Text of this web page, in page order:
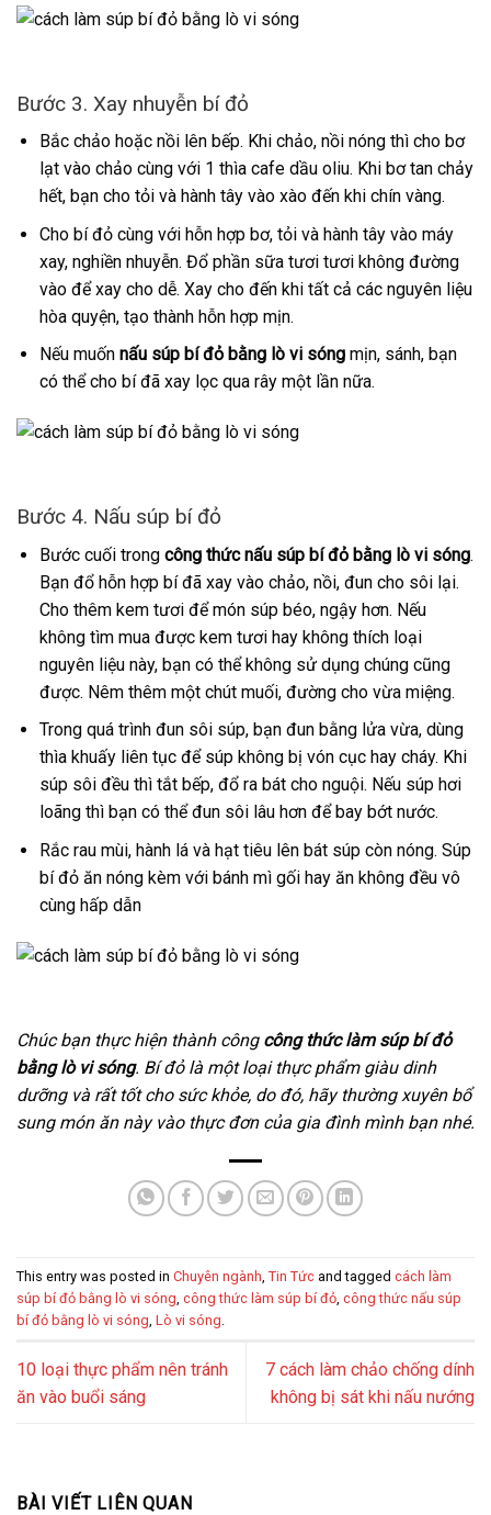
Bước 3. Xay nhuyễn bí đỏ
Bắc chảo hoặc nồi lên bếp. Khi chảo, nồi nóng thì cho bơ
lạt vào chảo cùng với 1 thìa cafe dầu oliu. Khi bơ tan chảy
hết, bạn cho tỏi và hành tây vào xào đến khi chín vàng.
Cho bí đỏ cùng với hỗn hợp bơ, tỏi và hành tây vào máy
xay, nghiền nhuyễn. Đổ phần sữa tươi tươi không đường
vào để xay cho dễ. Xay cho đến khi tất cả các nguyên liệu
hòa quyện, tạo thành hỗn hợp mịn.
Nếu muốnnấu súp bí đỏ bằng lò vi sóngmịn, sánh, bạn
có thể cho bí đã xay lọc qua rây một lần nữa.
Bước 4. Nấu súp bí đỏ
Bước cuối trong công thức nấu súp bí đỏ bằng lò vi sóng.
Bạn đổ hỗn hợp bí đã xay vào chảo, nồi, đun cho sôi lại.
Cho thêm kem tươi để món súp béo, ngậy hơn. Nếu
không tìm mua được kem tươi hay không thích loại
nguyên liệu này, bạn có thể không sử dụng chúng cũng
được. Nêm thêm một chút muối, đường cho vừa miệng.
Trong quá trình đun sôi súp, bạn đun bằng lửa vừa, dùng
thìa khuấy liên tục để súp không bị vón cục hay cháy. Khi
súp sôi đều thì tắt bếp, đổ ra bát cho nguội. Nếu súp hơi
loãng thì bạn có thể đun sôi lâu hơn để bay bớt nước.
Rắc rau mùi, hành lá và hạt tiêu lên bát súp còn nóng. Súp
bí đỏ ăn nóng kèm với bánh mì gối hay ăn không đều vô
cùng hấp dẫn
Chúc bạn thực hiện thành công công thức làm súp bí đỏ
bằng lò vi sóng. Bí đỏ là một loại thực phẩm giàu dinh
dưỡng và rất tốt cho sức khỏe, do đó, hãy thường xuyên bổ
sung món ăn này vào thực đơn của gia đình mình bạn nhé.
This entry was posted in Chuyên ngành Tin Tức and tagged cách làm
súp bí đỏ bằng lò vi sóng công thức làm súp bí đỏ công thức nấu súp
bí đỏ bằng lò vi sóng Lò vi sóng
10 loại thực phẩm nên tránh
ăn vào buổi sáng
7 cách làm chảo chống dính
không bị sát khi nấu nướng
BÀI VIẾT LIÊN QUAN